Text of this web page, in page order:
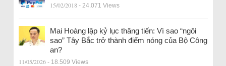
15/02/2018 - 24.071 Views
Mai Hoàng lập kỷ lục thăng tiến: Vì sao “ngôi
sao” Tây Bắc trở thành điểm nóng của Bộ Công
an?
11/05/2026 - 18.509 Views